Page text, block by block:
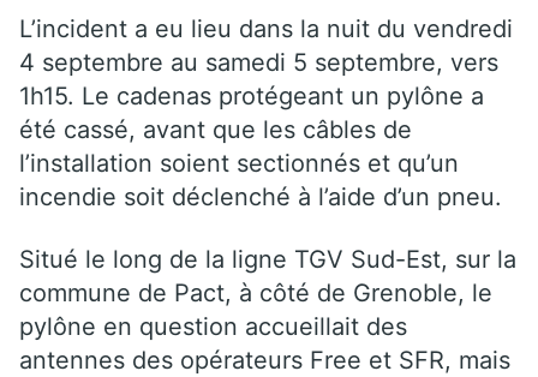
L’incident a eu lieu dans la nuit du vendredi
4 septembre au samedi 5 septembre, vers
1h15. Le cadenas protégeant un pylône a
été cassé, avant que les câbles de
l’installation soient sectionnés et qu’un
incendie soit déclenché à l’aide d’un pneu.
Situé le long de la ligne TGV Sud-Est, sur la
commune de Pact, à côté de Grenoble, le
pylône en question accueillait des
antennes des opérateurs Free et SFR, mais